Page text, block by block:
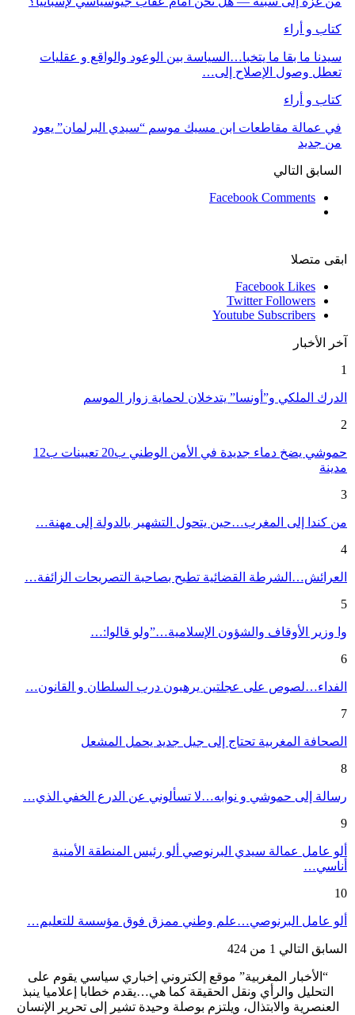
كتاب و أراء
سيدنا ما بقا ما يتخبا…السياسة بين الوعود والواقع و عقليات
تعطل وصول الإصلاح إلى…
كتاب و أراء
في عمالة مقاطعات ابن مسيك موسم “سيدي البرلمان” يعود
من جديد
السابق التالي
Facebook Comments
ابقى متصلا
Facebook Likes
Twitter Followers
Youtube Subscribers
آخر الأخبار
1
الدرك الملكي و”أونسا” يتدخلان لحماية زوار الموسم
2
حموشي يضخ دماء جديدة في الأمن الوطني ب20 تعيينات ب12
مدينة
3
من كندا إلى المغرب…حين يتحول التشهير بالدولة إلى مهنة…
4
العرائش…الشرطة القضائية تطيح بصاحبة التصريحات الزائفة…
5
وا وزير الأوقاف والشؤون الإسلامية…”ولو قالوا:…
6
الفداء…لصوص على عجلتين يرهبون درب السلطان و القانون…
7
الصحافة المغربية تحتاج إلى جيل جديد يحمل المشعل
8
رسالة إلى حموشي و نوابه…لا تسألوني عن الدرع الخفي الذي…
9
ألو عامل عمالة سيدي البرنوصي ألو رئيس المنطقة الأمنية
أناسي…
10
ألو عامل البرنوصي…علم وطني ممزق فوق مؤسسة للتعليم…
السابق التالي 1 من 424
“الأخبار المغربية” موقع إلكتروني إخباري سياسي يقوم على
التحليل والرأي ونقل الحقيقة كما هي…يقدم خطابا إعلاميا ينبذ
العنصرية والابتذال، ويلتزم بوصلة وحيدة تشير إلى تحرير الإنسان